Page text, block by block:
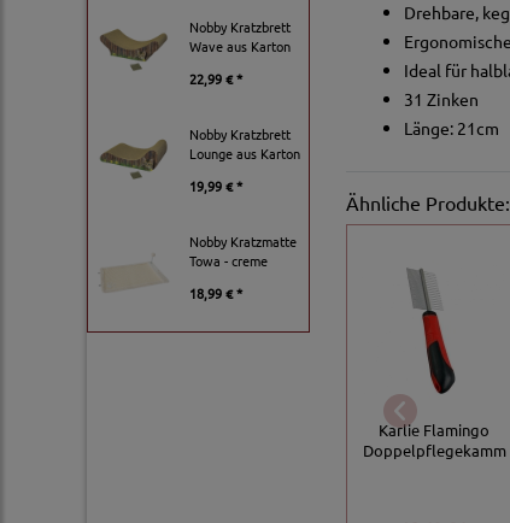
Nobby Kratzbrett
Wave aus Karton
22,99 € *
Nobby Kratzbrett
Lounge aus Karton
19,99 € *
Nobby Kratzmatte
Towa - creme
18,99 € *
Drehbare,
Ideal für
31 Zinken
Länge: 21cm
Ähnliche Produkte:
Karlie Flamingo
Doppelpflegekamm